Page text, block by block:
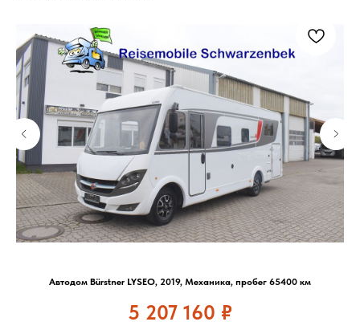
Автодом Bürstner LYSEO, 2019, Механика, пробег 65400 км
5 207 160 ₽